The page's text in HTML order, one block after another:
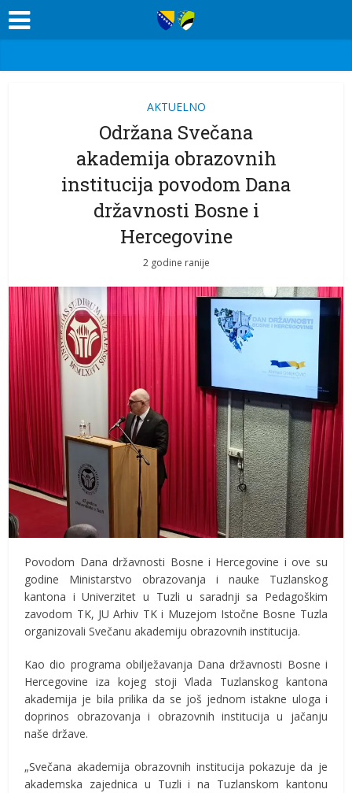
AKTUELNO
Održana Svečana
akademija obrazovnih
institucija povodom Dana
državnosti Bosne i
Hercegovine
2 godine ranije
Povodom Dana državnosti Bosne i Hercegovine i ove su
godine Ministarstvo obrazovanja i nauke Tuzlanskog
kantona i Univerzitet u Tuzli u saradnji sa Pedagoškim
zavodom TK, JU Arhiv TK i Muzejom Istočne Bosne Tuzla
organizovali Svečanu akademiju obrazovnih institucija.
Kao dio programa obilježavanja Dana državnosti Bosne i
Hercegovine iza kojeg stoji Vlada Tuzlanskog kantona
akademija je bila prilika da se još jednom istakne uloga i
doprinos obrazovanja i obrazovnih institucija u jačanju
naše države.
„Svečana akademija obrazovnih institucija pokazuje da je
akademska zajednica u Tuzli i na Tuzlanskom kantonu